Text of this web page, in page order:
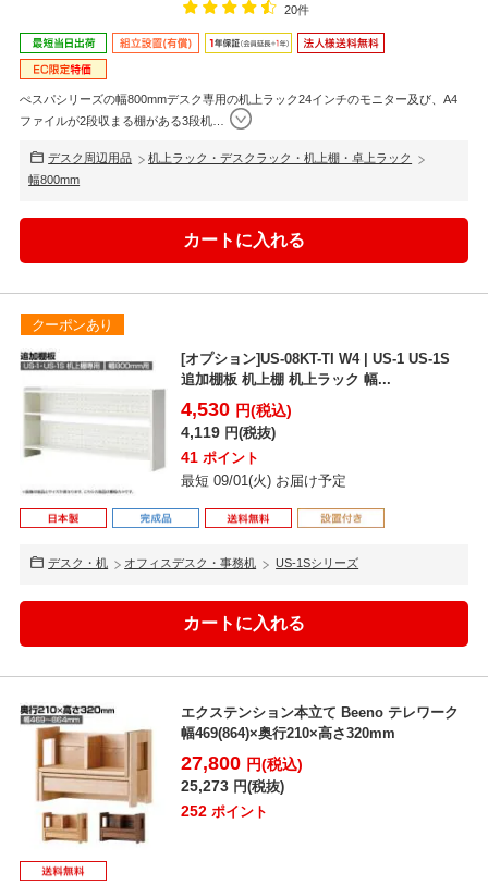
20件
ぺスパシリーズの幅800mmデスク専用の机上ラック24インチのモニター及び、A4
ファイルが2段収まる棚がある3段机…
デスク周辺用品
机上ラック・デスクラック・机上棚・卓上ラック
幅800mm
クーポンあり
[オプション]US-08KT-TI W4 | US-1 US-1S
追加棚板 机上棚 机上ラック 幅...
4,530 円(税込)
4,119 円(税抜)
41 ポイント
最短 09/01(火) お届け予定
デスク・机 オフィスデスク・事務机 US-1Sシリーズ
エクステンション本立て Beeno テレワーク
幅469(864)×奥行210×高さ320mm
27,800 円(税込)
25,273 円(税抜)
252 ポイント